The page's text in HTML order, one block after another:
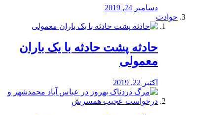
دسامبر 24, 2019
حوادث
️حادثه پشت حادثه با یک باران
معمولی
اکتبر 22, 2019